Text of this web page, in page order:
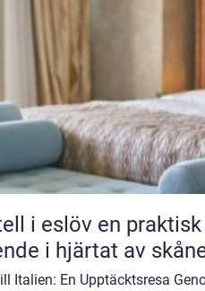
en praktisk guide till bekvämt
i hjärtat av
Italien: En Upptäcktsresa